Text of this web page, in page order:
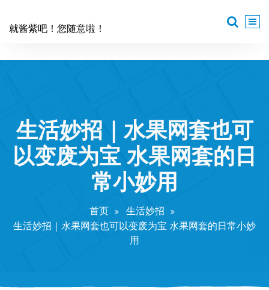
就酱紫吧！您随意啦！
生活妙招｜水果网套也可
以变废为宝 水果网套的日
常小妙用
首页
生活妙招
生活妙招｜水果网套也可以变废为宝 水果网套的日常小妙
用